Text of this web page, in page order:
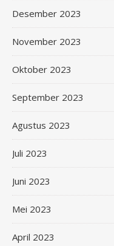
Desember 2023
November 2023
Oktober 2023
September 2023
Agustus 2023
Juli 2023
Juni 2023
Mei 2023
April 2023